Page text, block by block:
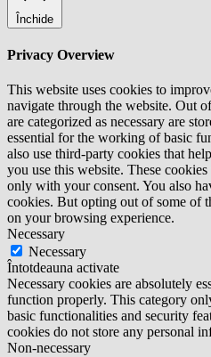
Închide
Privacy Overview
This website uses cookies to
navigate through the website. Out
are categorized as necessary are
essential for the working of basic
also use third-party cookies that
you use this website. These
only with your consent. You also
cookies. But opting out of some of
on your browsing experience.
Necessary
Necessary
Întotdeauna activate
Necessary cookies are absolutely
function properly. This category
basic functionalities and security
cookies do not store any personal
Non-necessary